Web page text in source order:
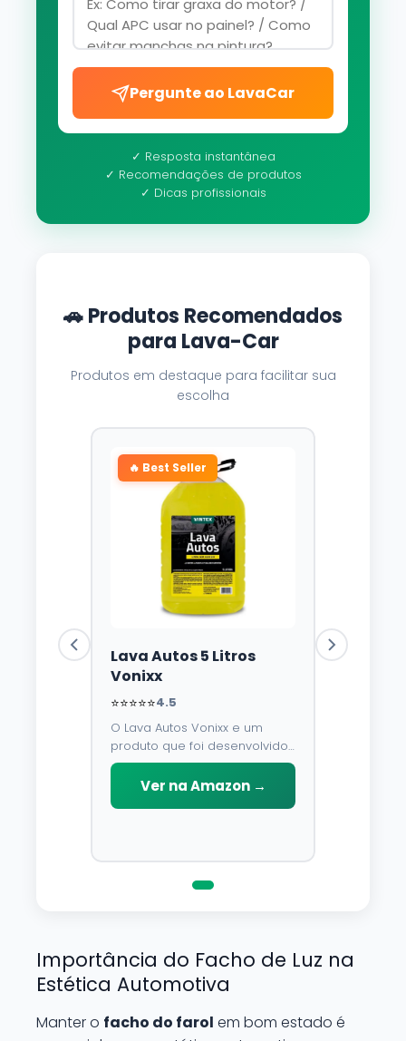
Pergunte ao LavaCar
✓ Resposta instantânea
✓ Recomendações de produtos
✓ Dicas profissionais
🚗 Produtos Recomendados
para Lava-Car
Produtos em destaque para facilitar sua
escolha
🔥 Best Seller
Lava Autos 5 Litros
Vonixx
⭐⭐⭐⭐⭐4.5
O Lava Autos Vonixx e um
produto que foi desenvolvido
para limpar, proteger e
conservar a lataria do veiculo.
Por possuir pH neutro, pode
Ver na Amazon →
Importância do Facho de Luz na
Estética Automotiva
Manter o facho do farol em bom estado é